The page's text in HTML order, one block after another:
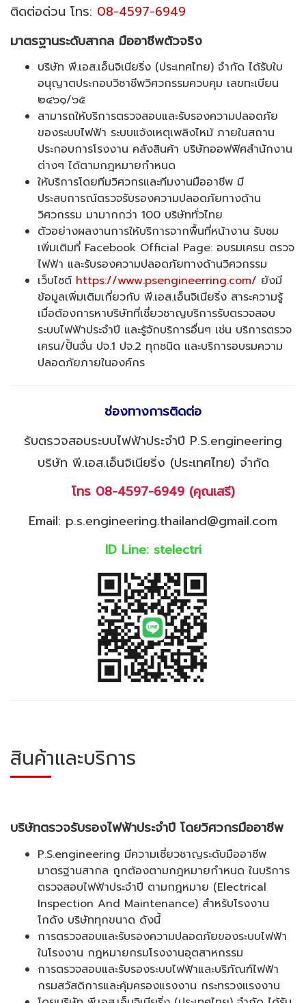
ติดต่อด่วน โทร: 08-4597-6949
มาตรฐานระดับสากล มืออาชีพตัวจริง
บริษัท พี.เอส.เอ็นจิเนียริ่ง (ประเทศไทย) จำกัด ได้รับใบ
อนุญาตประกอบวิชาชีพวิศวกรรมควบคุม เลขทะเบียน
๒๔๖๑/๖๕
สามารถให้บริการตรวจสอบและรับรองความปลอดภัย
ของระบบไฟฟ้า ระบบแจ้งเหตุเพลิงไหม้ ภายในสถาน
ประกอบการโรงงาน คลังสินค้า บริษัทออฟฟิศสำนักงาน
ต่างๆ ได้ตามกฎหมายกำหนด
ให้บริการโดยทีมวิศวกรและทีมงานมืออาชีพ มี
ประสบการณ์ตรวจรับรองความปลอดภัยทางด้าน
วิศวกรรม มามากกว่า 100 บริษัททั่วไทย
ตัวอย่างผลงานการให้บริการจากพื้นที่หน้างาน รับชม
เพิ่มเติมที่ Facebook Official Page: อบรมเครน ตรวจ
ไฟฟ้า และรับรองความปลอดภัยทางด้านวิศวกรรม
เว็บไซต์ https://www.psengineerring.com/ ยังมี
ข้อมูลเพิ่มเติมเกี่ยวกับ พี.เอส.เอ็นจิเนียริ่ง สาระความรู้
เมื่อต้องการหาบริษัทที่เชี่ยวชาญบริการรับตรวจสอบ
ระบบไฟฟ้าประจำปี และรู้จักบริการอื่นๆ เช่น บริการตรวจ
เครน/ปั้นจั่น ปจ.1 ปจ.2 ทุกชนิด และบริการอบรมความ
ปลอดภัยภายในองค์กร
ช่องทางการติดต่อ
รับตรวจสอบระบบไฟฟ้าประจำปี P.S.engineering
บริษัท พี.เอส.เอ็นจิเนียริ่ง (ประเทศไทย) จำกัด
โทร 08-4597-6949(คุณเสรี)
Email: p.s.engineering.thailand@gmail.com
ID Line: stelectri
สินค้าและบริการ
บริษัทตรวจรับรองไฟฟ้าประจำปี โดยวิศวกรมืออาชีพ
P.S.engineering มีความเชี่ยวชาญระดับมืออาชีพ
มาตรฐานสากล ถูกต้องตามกฎหมายกำหนด ในบริการ
ตรวจสอบไฟฟ้าประจำปี ตามกฎหมาย (Electrical
Inspection And Maintenance) สำหรับโรงงาน
โกดัง บริษัททุกขนาด ดังนี้
การตรวจสอบและรับรองความปลอดภัยของระบบไฟฟ้า
ในโรงงาน กฎหมายกรมโรงงานอุตสาหกรรม
การตรวจสอบและรับรองระบบไฟฟ้าและบริภัณฑ์ไฟฟ้า
กรมสวัสดิการและคุ้มครองแรงงาน กระทรวงแรงงาน